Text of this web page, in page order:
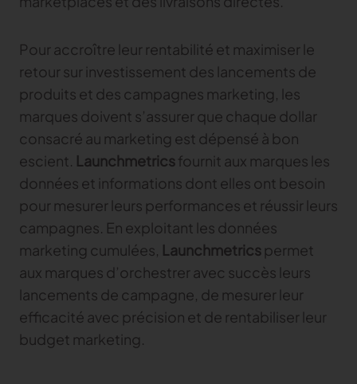
Pour accroître leur rentabilité et maximiser le
retour sur investissement des lancements de
produits et des campagnes marketing, les
marques doivent s’assurer que chaque dollar
consacré au marketing est dépensé à bon
escient. Launchmetrics fournit aux marques les
données et informations dont elles ont besoin
pour mesurer leurs performances et réussir leurs
campagnes. En exploitant les données
marketing cumulées, Launchmetrics permet
aux marques d’orchestrer avec succès leurs
lancements de campagne, de mesurer leur
efficacité avec précision et de rentabiliser leur
budget marketing.